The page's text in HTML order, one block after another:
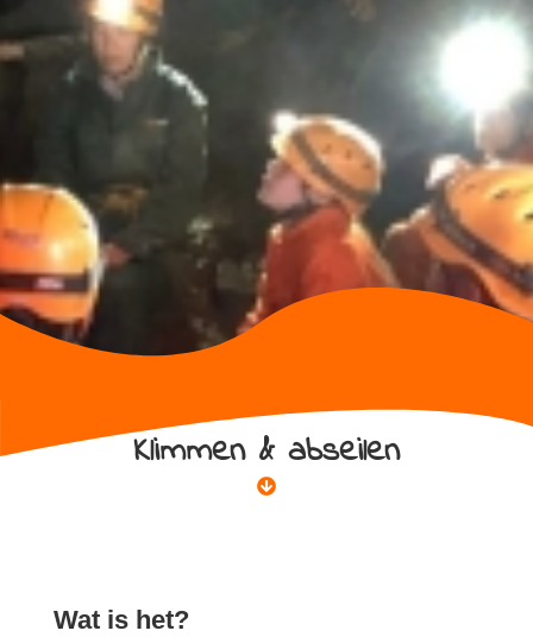
Klimmen & abseilen
Wat is het?